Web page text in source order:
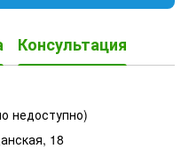
Консультация
недоступно)
18